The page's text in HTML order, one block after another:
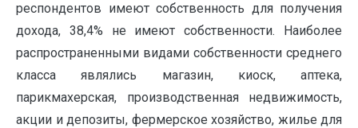
респондентов имеют собственность для получения
дохода, 38,4% не имеют собственности. Наиболее
распространенными видами собственности среднего
класса являлись магазин, киоск, аптека,
парикмахерская, производственная недвижимость,
акции и депозиты, фермерское хозяйство, жилье для